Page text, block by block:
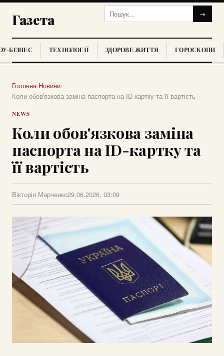
Газета →
БІЗНЕС ТЕХНОЛОГІЇ ЗДОРОВЕ ЖИТТЯ ГОРОСКОПИ
Головна›Новини›
Коли обов'язкова заміна паспорта на ID-картку та її вартість
NEWS
Коли обов'язкова заміна
паспорта на ID-картку та
її вартість
Вікторія Марченко29.06.2026, 03:09